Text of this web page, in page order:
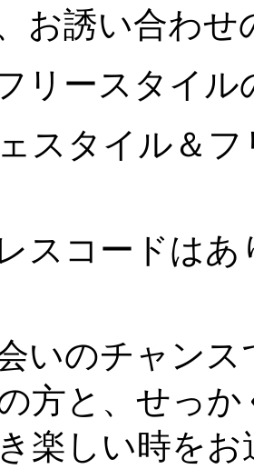
お誘い合わ
リースタイル
スタイル＆
スコードは
いのチャンス
方と、せっ
楽しい時を